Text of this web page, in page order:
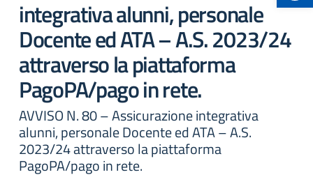
integrativa alunni, personale
Docente ed ATA – A.S. 2023/24
attraverso la piattaforma
PagoPA/pago in rete.
AVVISO N. 80 – Assicurazione integrativa
alunni, personale Docente ed ATA – A.S.
2023/24 attraverso la piattaforma
PagoPA/pago in rete.